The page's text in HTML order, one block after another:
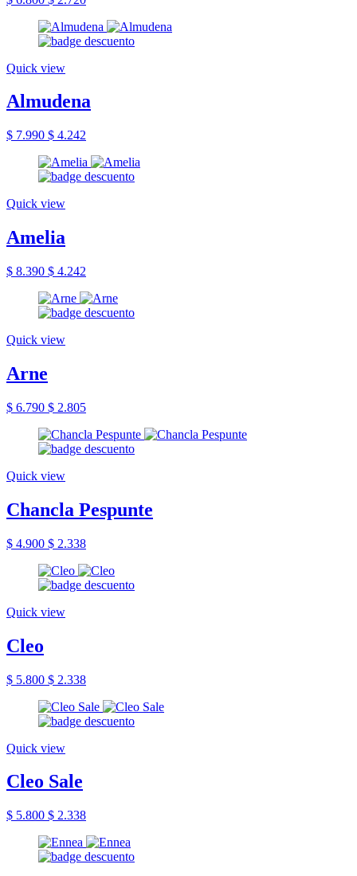
Quick view
Almudena
$ 7.990 $ 4.242
Quick view
Amelia
$ 8.390 $ 4.242
Quick view
Arne
$ 6.790 $ 2.805
Quick view
Chancla Pespunte
$ 4.900 $ 2.338
Quick view
Cleo
$ 5.800 $ 2.338
Quick view
Cleo Sale
$ 5.800 $ 2.338